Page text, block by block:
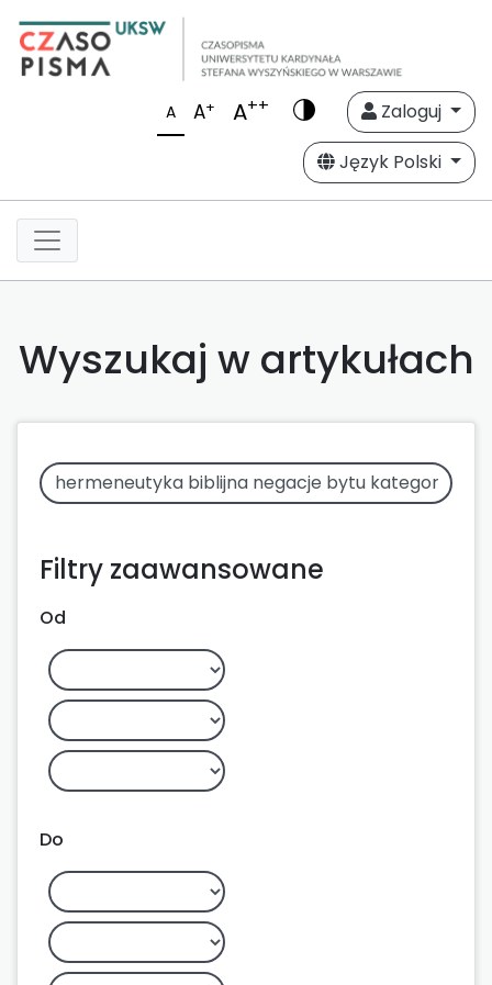
A A+ A++
Zaloguj
Język Polski
Wyszukaj w artykułach
Filtry zaawansowane
Od
Do